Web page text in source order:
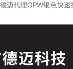
迈代理OPW银色快速